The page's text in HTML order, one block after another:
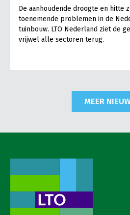
De aanhoudende droogte en hitte
toenemende problemen in de
tuinbouw. LTO Nederland ziet de
vrijwel alle sectoren terug.
MEER